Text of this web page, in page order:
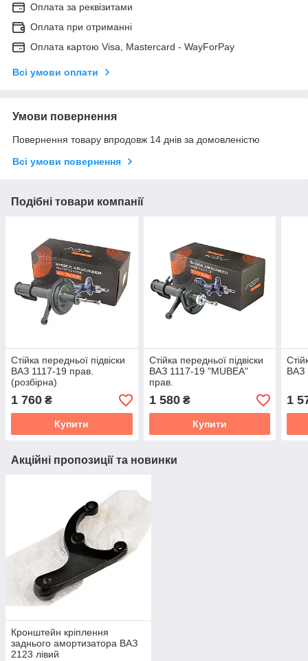
Оплата за реквізитами
Оплата при отриманні
Оплата картою Visa, Mastercard - WayForPay
Всі умови оплати
Умови повернення
Повернення товару впродовж 14 днів за домовленістю
Всі умови повернення
Подібні товари компанії
Стійка передньої підвіски
ВАЗ 1117-19 прав.
(розбірна)
1 760 ₴
Купити
Стійка передньої підвіски
ВАЗ 1117-19 "MUBEA"
прав.
1 580₴
Купити
ВАЗ
1
Акційні пропозиції та новинки
Кронштейн кріплення
заднього амортизатора ВАЗ
2123 лівий